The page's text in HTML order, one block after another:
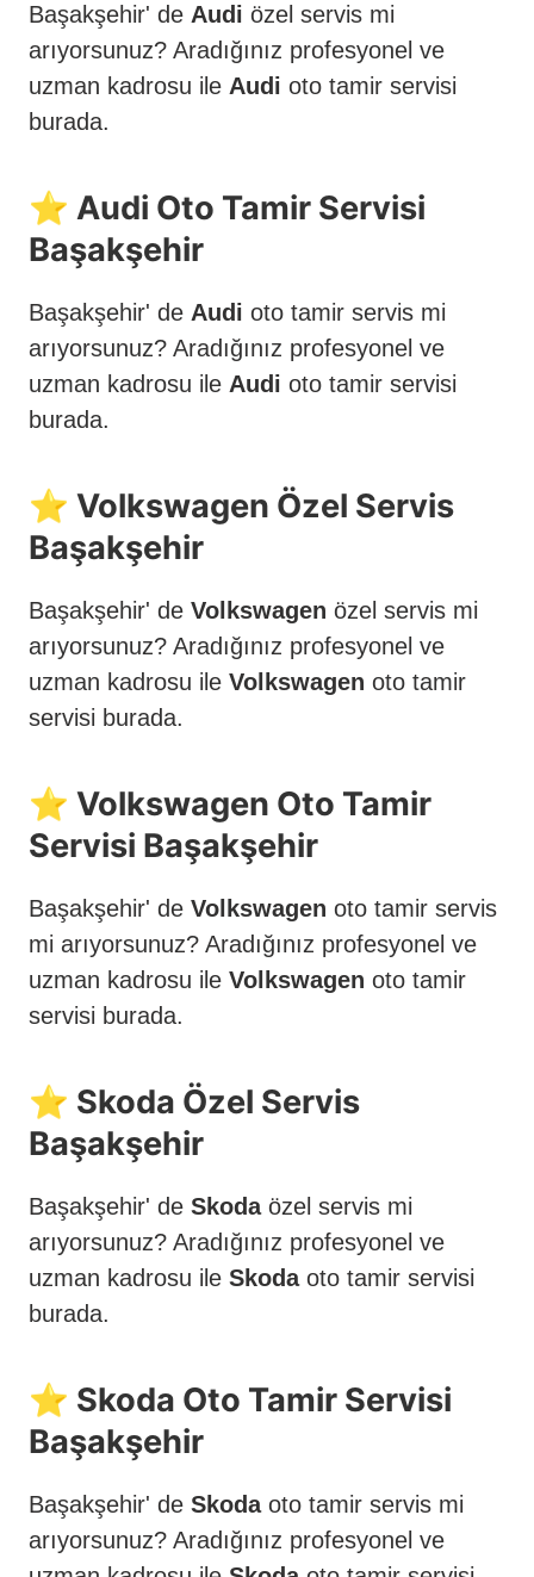
Başakşehir' de Audi özel servis mi
arıyorsunuz? Aradığınız profesyonel ve
uzman kadrosu ile Audi oto tamir servisi
burada.
⭐️ Audi Oto Tamir Servisi
Başakşehir
Başakşehir' de Audi oto tamir servis mi
arıyorsunuz? Aradığınız profesyonel ve
uzman kadrosu ile Audi oto tamir servisi
burada.
⭐️ Volkswagen Özel Servis
Başakşehir
Başakşehir' de Volkswagen özel servis mi
arıyorsunuz? Aradığınız profesyonel ve
uzman kadrosu ile Volkswagen oto tamir
servisi burada.
⭐️ Volkswagen Oto Tamir
Servisi Başakşehir
Başakşehir' de Volkswagen oto tamir servis
mi arıyorsunuz? Aradığınız profesyonel ve
uzman kadrosu ile Volkswagen oto tamir
servisi burada.
⭐️ Skoda Özel Servis
Başakşehir
Başakşehir' de Skodaözel servis mi
arıyorsunuz? Aradığınız profesyonel ve
uzman kadrosu ile Skodaoto tamir servisi
burada.
⭐️ Skoda Oto Tamir Servisi
Başakşehir
Başakşehir' de Skodaoto tamir servis mi
arıyorsunuz? Aradığınız profesyonel ve